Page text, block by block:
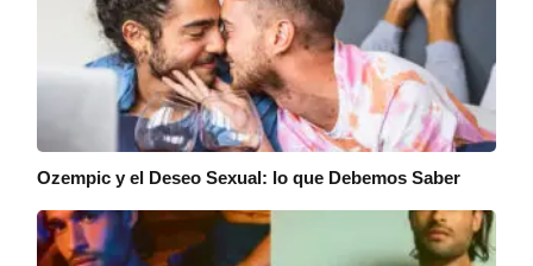
Ozempic y el Deseo Sexual: lo que Debemos Saber